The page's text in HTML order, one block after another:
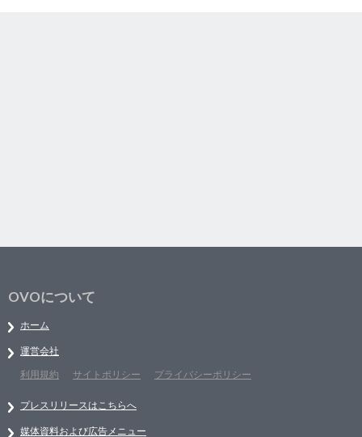
OVOについて
ホーム
運営会社
利用規約
サイトポリシー プライバシーポリシー
プレスリリースはこちらへ
媒体資料および広告メニュー